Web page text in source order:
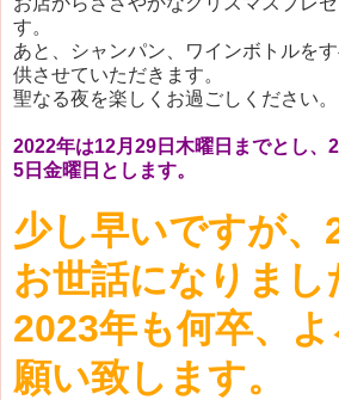
す。
あと、シャンパン、ワインボトルを
供させていただきます。
聖なる夜を楽しくお過ごしください。
2022年は12月29日木曜日までとし、
5日金曜日とします。
少し早いですが、
お世話になりまし
2023年も何卒、
願い致します。